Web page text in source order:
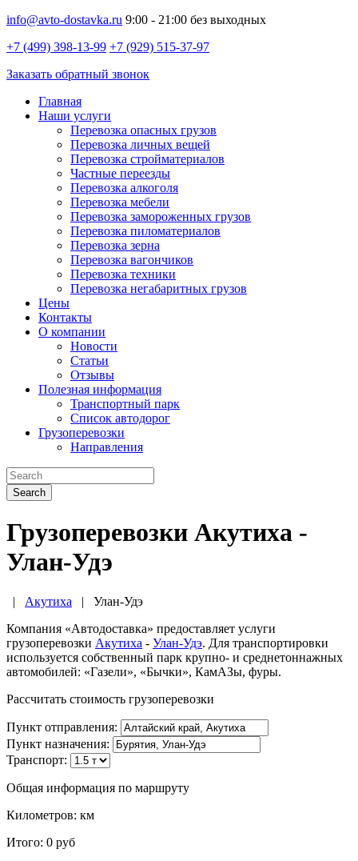
info@avto-dostavka.ru 9:00 - 21:00 без выходных
+7 (499) 398-13-99 +7 (929) 515-37-97
Заказать обратный звонок
Главная
Наши услуги
Перевозка опасных грузов
Перевозка личных вещей
Перевозка стройматериалов
Частные переезды
Перевозка алкоголя
Перевозка мебели
Перевозка замороженных грузов
Перевозка пиломатериалов
Перевозка зерна
Перевозка вагончиков
Перевозка техники
Перевозка негабаритных грузов
Цены
Контакты
О компании
Новости
Статьи
Отзывы
Полезная информация
Транспортный парк
Список автодорог
Грузоперевозки
Направления
Search
Грузоперевозки Акутиха -
Улан-Удэ
| Акутиха | Улан-Удэ
Компания «Автодоставка» предоставляет услуги
грузоперевозки Акутиха - Улан-Удэ. Для транспортировки
используется собственный парк крупно- и среднетоннажных
автомобилей: «Газели», «Бычки», КамАЗы, фуры.
Рассчитать стоимость грузоперевозки
Пункт отправления:
Пункт назначения:
Транспорт:
Общая информация по маршруту
Километров: км
Итого: 0 руб